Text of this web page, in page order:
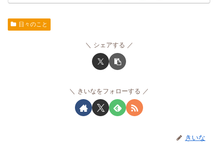
日々のこと
シェアする
きいなをフォローする
きいな